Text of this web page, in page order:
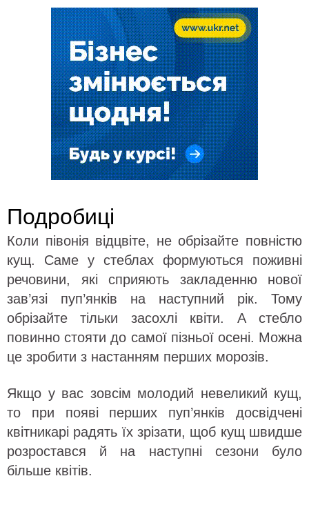
Подробиці
Коли півонія відцвіте, не обрізайте повністю
кущ. Саме у стеблах формуються поживні
речовини, які сприяють закладенню нової
зав’язі пуп’янків на наступний рік. Тому
обрізайте тільки засохлі квіти. А стебло
повинно стояти до самої пізньої осені. Можна
це зробити з настанням перших морозів.
Якщо у вас зовсім молодий невеликий кущ,
то при появі перших пуп’янків досвідчені
квітникарі радять їх зрізати, щоб кущ швидше
розростався й на наступні сезони було
більше квітів.